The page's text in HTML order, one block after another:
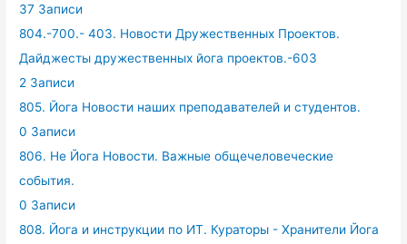
37 Записи
804.-700.- 403. Новости Дружественных Проектов.
Дайджесты дружественных йога проектов.-603
2 Записи
805. Йога Новости наших преподавателей и студентов.
0 Записи
806. Не Йога Новости. Важные общечеловеческие
события.
0 Записи
808. Йога и инструкции по ИТ. Кураторы - Хранители Йога